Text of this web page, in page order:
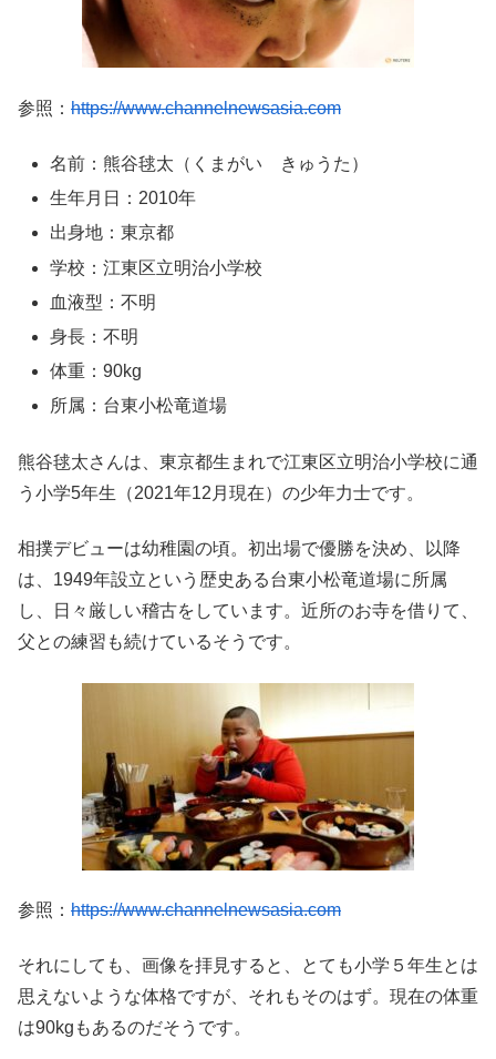
参照： https://www.channelnewsasia.com
名前：熊谷毬太（くまがい きゅうた）
生年月日：2010年
出身地：東京都
学校：江東区立明治小学校
血液型：不明
身長：不明
体重：90kg
所属：台東小松竜道場
熊谷毬太さんは、東京都生まれで江東区立明治小学校に通
う小学5年生（2021年12月現在）の少年力士です。
相撲デビューは幼稚園の頃。初出場で優勝を決め、以降
は、1949年設立という歴史ある台東小松竜道場に所属
し、日々厳しい稽古をしています。近所のお寺を借りて、
父との練習も続けているそうです。
参照： https://www.channelnewsasia.com
それにしても、画像を拝見すると、とても小学５年生とは
思えないような体格ですが、それもそのはず。現在の体重
は90kgもあるのだそうです。